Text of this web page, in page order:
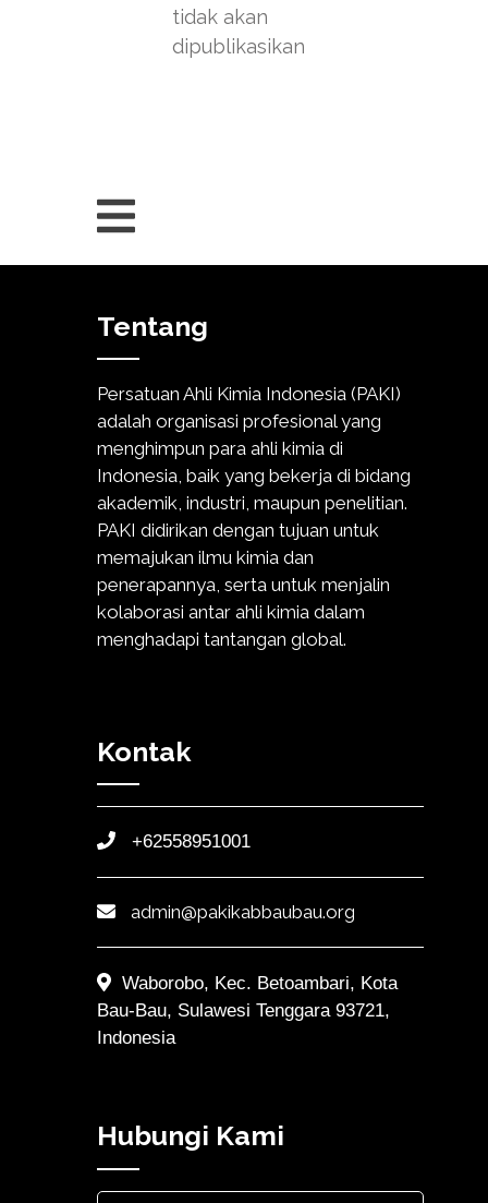
tidak akan
dipublikasikan
Tentang
Persatuan Ahli Kimia Indonesia (PAKI)
adalah organisasi profesional yang
menghimpun para ahli kimia di
Indonesia, baik yang bekerja di bidang
akademik, industri, maupun penelitian.
PAKI didirikan dengan tujuan untuk
memajukan ilmu kimia dan
penerapannya, serta untuk menjalin
kolaborasi antar ahli kimia dalam
menghadapi tantangan global.
Kontak
+62558951001
admin@pakikabbaubau.org
Waborobo, Kec. Betoambari, Kota
Bau-Bau, Sulawesi Tenggara 93721,
Indonesia
Hubungi Kami